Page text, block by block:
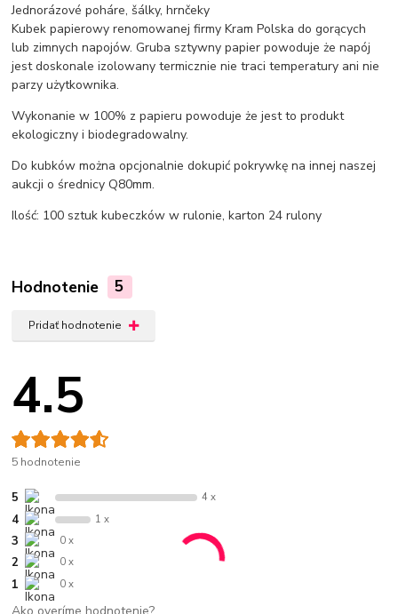
Jednorázové poháre, šálky, hrnčeky
Kubek papierowy renomowanej firmy Kram Polska do gorących
lub zimnych napojów. Gruba sztywny papier powoduje że napój
jest doskonale izolowany termicznie nie traci temperatury ani nie
parzy użytkownika.
Wykonanie w 100% z papieru powoduje że jest to produkt
ekologiczny i biodegradowalny.
Do kubków można opcjonalnie dokupić pokrywkę na innej naszej
aukcji o średnicy Q80mm.
Ilość: 100 sztuk kubeczków w rulonie, karton 24 rulony
Hodnotenie 5
Pridať hodnotenie
4.5
5 hodnotenie
5 4 x
4 1 x
3 0 x
2 0 x
1 0 x